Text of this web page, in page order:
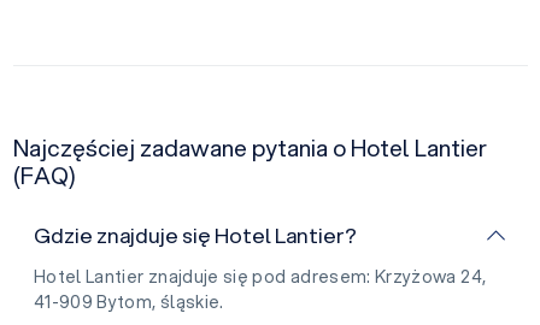
Najczęściej zadawane pytania o Hotel Lantier
(FAQ)
Gdzie znajduje się Hotel Lantier?
Hotel Lantier znajduje się pod adresem: Krzyżowa 24,
41-909 Bytom, śląskie.